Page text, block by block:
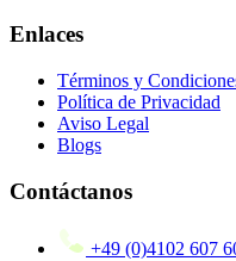
Enlaces
Términos y
Política de Privacidad
Aviso Legal
Blogs
Contáctanos
+49 (0)4102 607